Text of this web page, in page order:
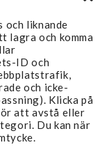
och liknande
lagra och komma
ID och
och icke-
Klicka på
att avstå eller
Du kan när
oss